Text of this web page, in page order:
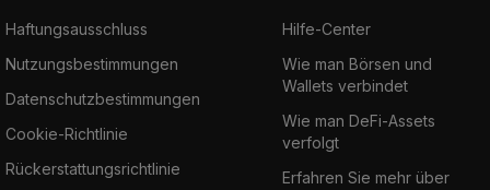
Haftungsausschluss
Nutzungsbestimmungen
Datenschutzbestimmungen
Cookie-Richtlinie
Rückerstattungsrichtlinie
Hilfe-Center
Wie man Börsen und
Wallets verbindet
Wie man DeFi-Assets
verfolgt
Erfahren Sie mehr über